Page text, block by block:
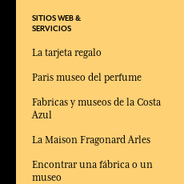
SITIOS WEB &
SERVICIOS
La tarjeta regalo
Paris museo del perfume
Fabricas y museos de la Costa
Azul
La Maison Fragonard Arles
Encontrar una fábrica o un
museo